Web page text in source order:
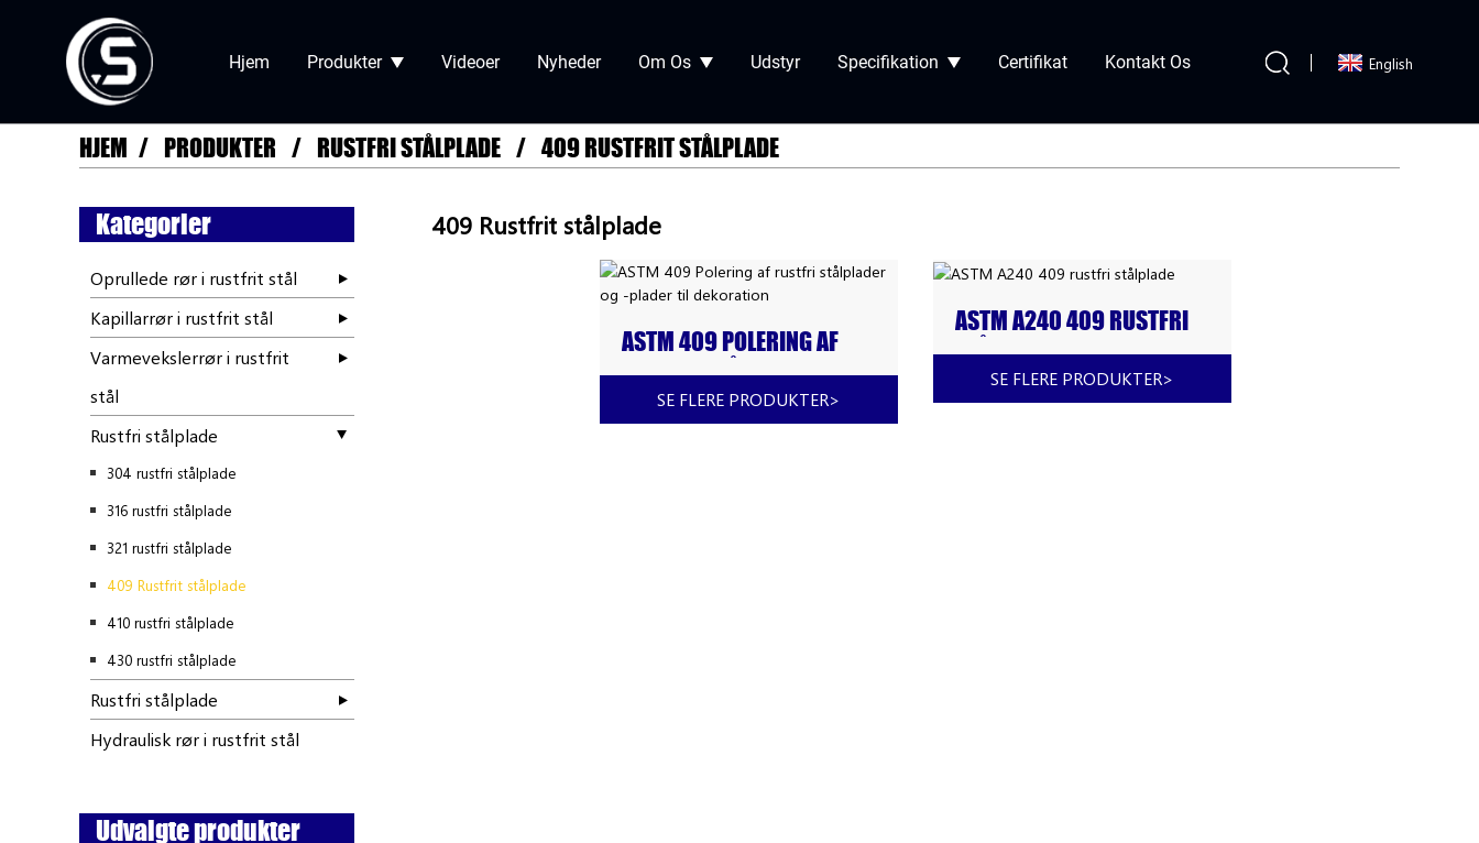
Hjem Produkter Videoer Nyheder Om Os Udstyr Specifikation Certifikat Kontakt Os English
HJEM PRODUKTER RUSTFRI STÅLPLADE 409 RUSTFRIT STÅLPLADE
Kategorier
Oprullede rør i rustfrit stål
Kapillarrør i rustfrit stål
Varmevekslerrør i rustfrit
stål
Rustfri stålplade
304 rustfri stålplade
316 rustfri stålplade
321 rustfri stålplade
409 Rustfrit stålplade
410 rustfri stålplade
430 rustfri stålplade
Rustfri stålplade
Hydraulisk rør i rustfrit stål
Udvalgte produkter
409 Rustfrit stålplade
ASTM 409 POLERING AF
RUSTFRI STÅLPLADER OG -
PLADER TIL DEKORATION
SE FLERE PRODUKTER>
ASTM A240 409 RUSTFRI
STÅLPLADE
SE FLERE PRODUKTER>